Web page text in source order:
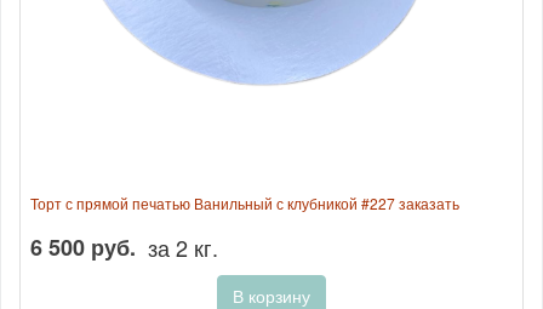
Торт с прямой печатью Ванильный с клубникой #227 заказать
6 500 руб. за 2 кг.
В корзину